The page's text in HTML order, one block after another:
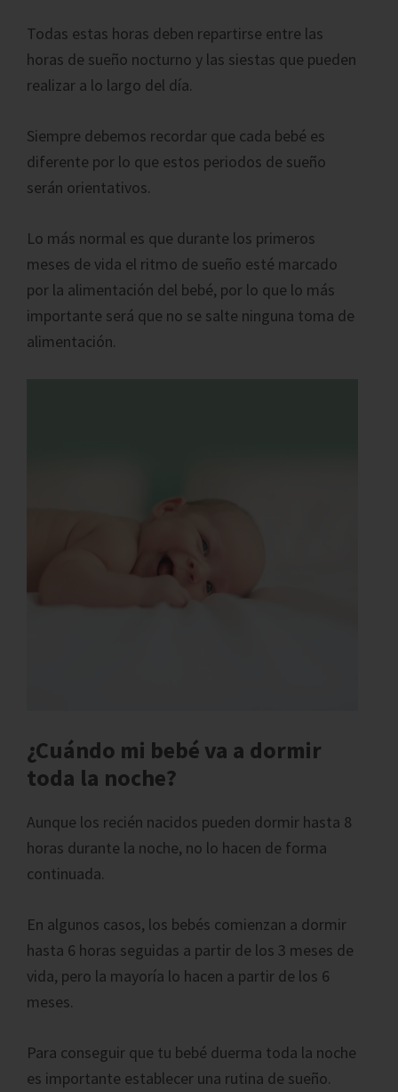
Todas estas horas deben repartirse entre las
horas de sueño nocturno y las siestas que pueden
realizar a lo largo del día.
Siempre debemos recordar que cada bebé es
diferente por lo que estos periodos de sueño
serán orientativos.
Lo más normal es que durante los primeros
meses de vida el ritmo de sueño esté marcado
por la alimentación del bebé, por lo que lo más
importante será que no se salte ninguna toma de
alimentación.
¿Cuándo mi bebé va a dormir
toda la noche?
Aunque los recién nacidos pueden dormir hasta 8
horas durante la noche, no lo hacen de forma
continuada.
En algunos casos, los bebés comienzan a dormir
hasta 6 horas seguidas a partir de los 3 meses de
vida, pero la mayoría lo hacen a partir de los 6
meses.
Para conseguir que tu bebé duerma toda la noche
es importante establecer una rutina de sueño.